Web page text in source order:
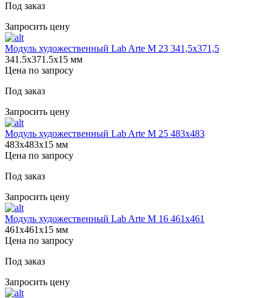
Под заказ
Запросить цену
Модуль художественный Lab Arte М 23 341,5х371,5
341.5х371.5х15 мм
Цена по запросу
Под заказ
Запросить цену
Модуль художественный Lab Arte М 25 483х483
483х483х15 мм
Цена по запросу
Под заказ
Запросить цену
Модуль художественный Lab Arte М 16 461х461
461х461х15 мм
Цена по запросу
Под заказ
Запросить цену